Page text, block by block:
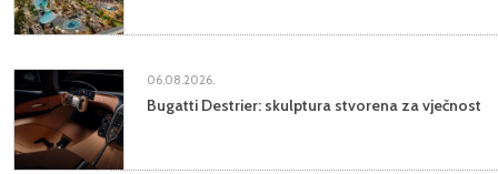
06.08.2026.
Bugatti Destrier: skulptura stvorena za vječnost